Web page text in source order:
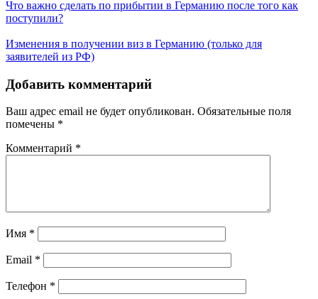
Что важно сделать по прибытии в Германию после того как
поступили?
Изменения в получении виз в Германию (только для
заявителей из РФ)
Добавить комментарий
Ваш адрес email не будет опубликован. Обязательные поля
помечены *
Комментарий *
Имя *
Email *
Телефон *